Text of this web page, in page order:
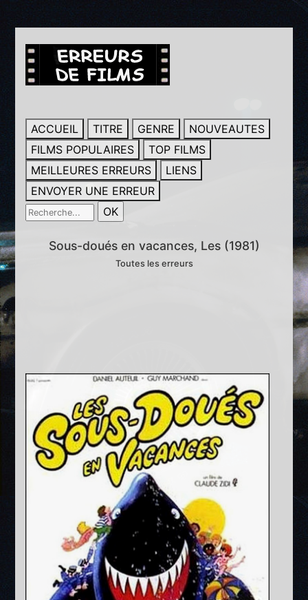
ACCUEIL TITRE GENRE
NOUVEAUTES
FILMS POPULAIRES
TOP FILMS
MEILLEURES ERREURS
LIENS
ENVOYER UNE ERREUR
Sous-doués en vacances, Les (1981)
Toutes les erreurs